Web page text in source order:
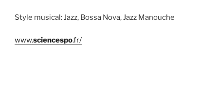
Style musical: Jazz, Bossa Nova, Jazz Manouche
www.sciencespo.fr/